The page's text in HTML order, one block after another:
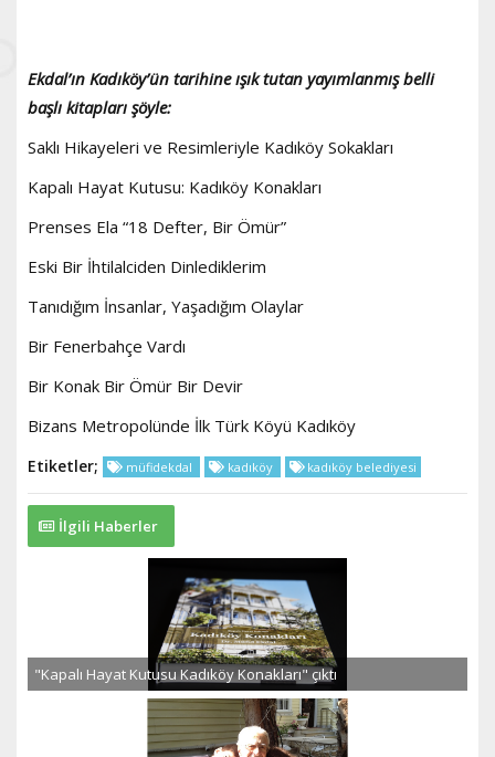
Ekdal’ın Kadıköy’ün tarihine ışık tutan yayımlanmış belli
başlı kitapları şöyle:
Saklı Hikayeleri ve Resimleriyle Kadıköy Sokakları
Kapalı Hayat Kutusu: Kadıköy Konakları
Prenses Ela “18 Defter, Bir Ömür”
Eski Bir İhtilalciden Dinlediklerim
Tanıdığım İnsanlar, Yaşadığım Olaylar
Bir Fenerbahçe Vardı
Bir Konak Bir Ömür Bir Devir
Bizans Metropolünde İlk Türk Köyü Kadıköy
Etiketler; müfidekdal kadıköy kadıköy belediyesi
İlgili Haberler
"Kapalı Hayat Kutusu Kadıköy Konakları" çıktı